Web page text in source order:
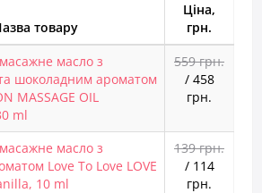
товару
Ціна,
грн.
масло з
шоколадним ароматом
MASSAGE OIL
ml
559 грн.
/ 458
грн.
масло з
Love To Love LOVE
10 ml
139 грн.
/ 114
грн.